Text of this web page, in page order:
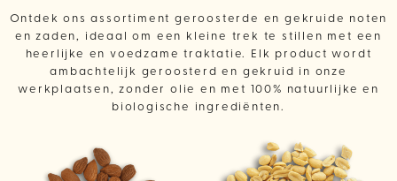
Ontdek ons assortiment geroosterde en gekruide noten
en zaden, ideaal om een kleine trek te stillen met een
heerlijke en voedzame traktatie. Elk product wordt
ambachtelijk geroosterd en gekruid in onze
werkplaatsen, zonder olie en met 100% natuurlijke en
biologische ingrediënten.